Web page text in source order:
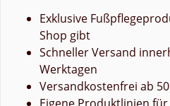
Exklusive
Shop gibt
Schneller Versand
Werktagen
Versandkostenfrei ab